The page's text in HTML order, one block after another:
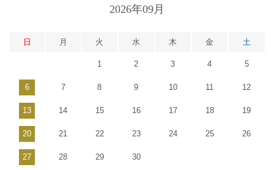
2026年09月
日 月 火 水 木 金 土
1 2 3 4 5
6 7 8 9 10 11 12
13 14 15 16 17 18 19
20 21 22 23 24 25 26
27 28 29 30